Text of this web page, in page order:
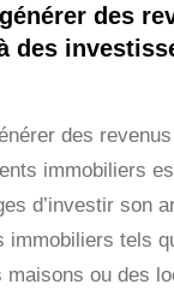
des
des
des
immobiliers
d’investir son
immobiliers tels
maisons ou des